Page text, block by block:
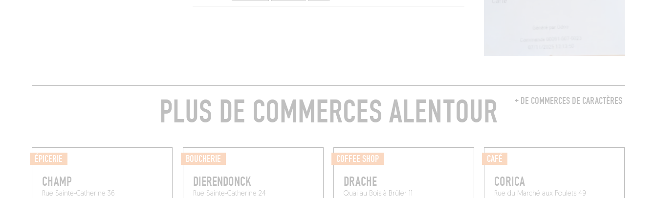
+ DE COMMERCES DE CARACTÈRES
PLUS DE COMMERCES ALENTOUR
ÉPICERIE
CHAMP
Rue Sainte-Catherine 36
BOUCHERIE
DIERENDONCK
Rue Sainte-Catherine 24
COFFEE SHOP
DRACHE
Quai au Bois à Brûler 11
CAFÉ
CORICA
Rue du Marché aux Poulets 49